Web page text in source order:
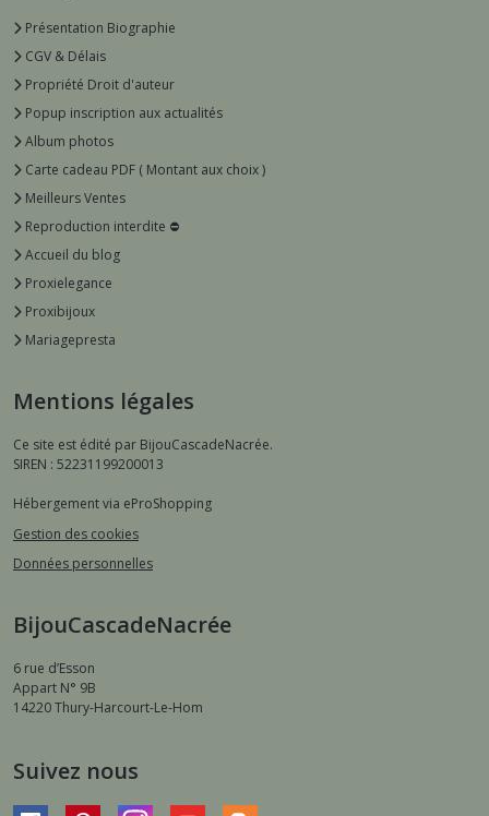
Présentation Biographie
CGV & Délais
Propriété Droit d'auteur
Popup inscription aux actualités
Album photos
Carte cadeau PDF ( Montant aux choix )
Meilleurs Ventes
Reproduction interdite ⛔️
Accueil du blog
Proxielegance
Proxibijoux
Mariagepresta
Mentions légales
Ce site est édité par BijouCascadeNacrée.
SIREN : 52231199200013
Hébergement via eProShopping
Gestion des cookies
Données personnelles
BijouCascadeNacrée
6 rue d’Esson
Appart N° 9B
14220Thury-Harcourt-Le-Hom
Suivez nous